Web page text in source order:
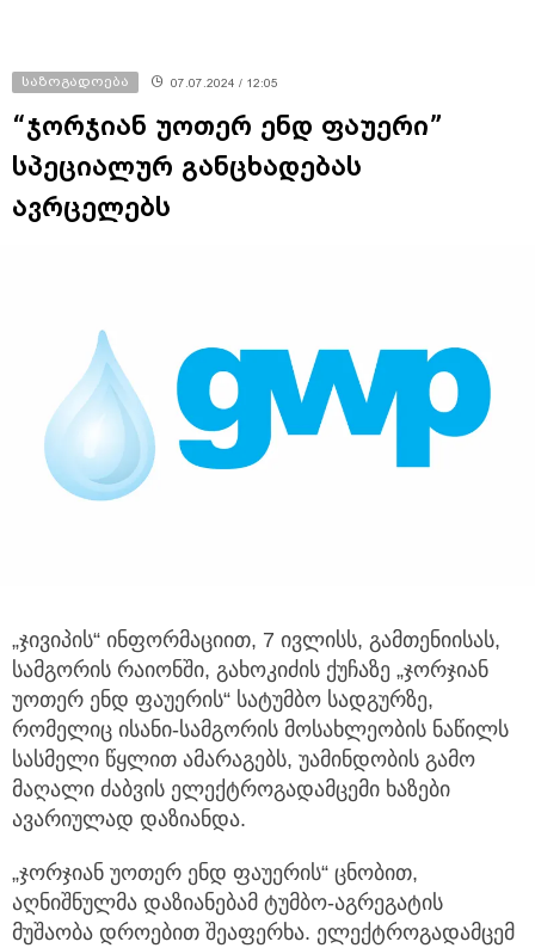
საზოგადოება 07.07.2024 / 12:05
“ჯორჯიან უოთერ ენდ ფაუერი”
სპეციალურ განცხადებას
ავრცელებს
„ჯივიპის“ ინფორმაციით, 7 ივლისს, გამთენიისას,
სამგორის რაიონში, გახოკიძის ქუჩაზე „ჯორჯიან
უოთერ ენდ ფაუერის“ სატუმბო სადგურზე,
რომელიც ისანი-სამგორის მოსახლეობის ნაწილს
სასმელი წყლით ამარაგებს, უამინდობის გამო
მაღალი ძაბვის ელექტროგადამცემი ხაზები
ავარიულად დაზიანდა.
„ჯორჯიან უოთერ ენდ ფაუერის“ ცნობით,
აღნიშნულმა დაზიანებამ ტუმბო-აგრეგატის
მუშაობა დროებით შეაფერხა. ელექტროგადამცემ